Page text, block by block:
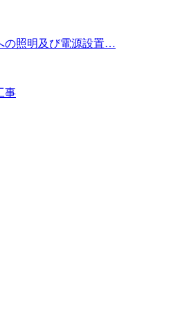
の照明及び電源設置…
事